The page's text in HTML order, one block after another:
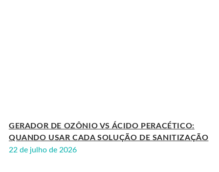
GERADOR DE OZÔNIO VS ÁCIDO PERACÉTICO:
QUANDO USAR CADA SOLUÇÃO DE SANITIZAÇÃO
22 de julho de 2026